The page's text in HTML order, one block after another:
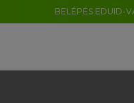
BELÉPÉS EDUID-